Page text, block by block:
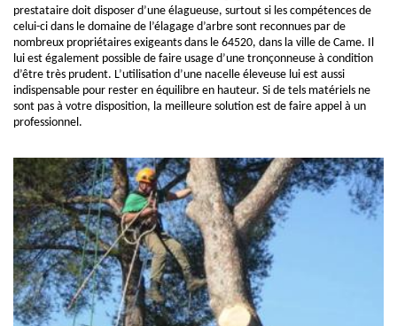
prestataire doit disposer d’une élagueuse, surtout si les compétences de
celui-ci dans le domaine de l’élagage d’arbre sont reconnues par de
nombreux propriétaires exigeants dans le 64520, dans la ville de Came. Il
lui est également possible de faire usage d’une tronçonneuse à condition
d’être très prudent. L’utilisation d’une nacelle éleveuse lui est aussi
indispensable pour rester en équilibre en hauteur. Si de tels matériels ne
sont pas à votre disposition, la meilleure solution est de faire appel à un
professionnel.